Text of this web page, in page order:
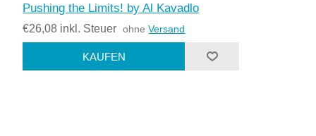
Pushing the Limits! by Al Kavadlo
€26,08 inkl. Steuer ohneVersand